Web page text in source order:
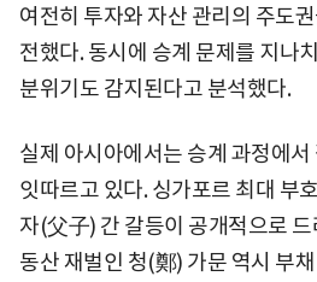
여전히 투자와 자산 관리의 주도
전했다. 동시에 승계 문제를 지나
분위기도 감지된다고 분석했다.
실제 아시아에서는 승계 과정에
잇따르고 있다. 싱가포르 최대 부
자(父子) 간 갈등이 공개적으로
동산 재벌인 청(鄭) 가문 역시 부